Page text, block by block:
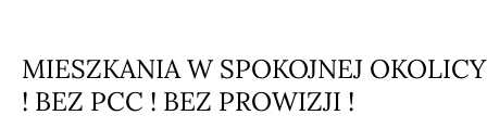
MIESZKANIA W SPOKOJNEJ OKOLICY
! BEZ PCC ! BEZ PROWIZJI !